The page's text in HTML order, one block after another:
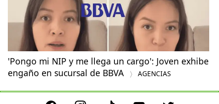
'Pongo mi NIP y me llega un cargo': Joven exhibe
engaño en sucursal de BBVA
AGENCIAS